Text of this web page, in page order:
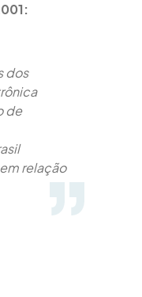
dos
de
relação